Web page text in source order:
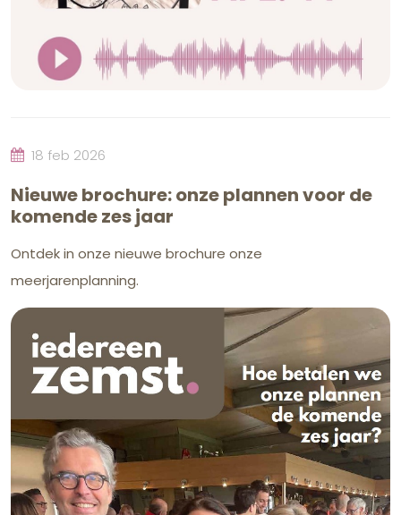
18 feb 2026
Nieuwe brochure: onze plannen voor de
komende zes jaar
Ontdek in onze nieuwe brochure onze
meerjarenplanning.